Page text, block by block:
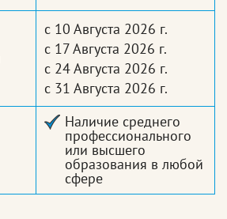
с 10 Августа 2026 г.
с 17 Августа 2026 г.
с 24 Августа 2026 г.
с 31 Августа 2026 г.
Наличие среднего
профессионального
или высшего
образования в любой
сфере